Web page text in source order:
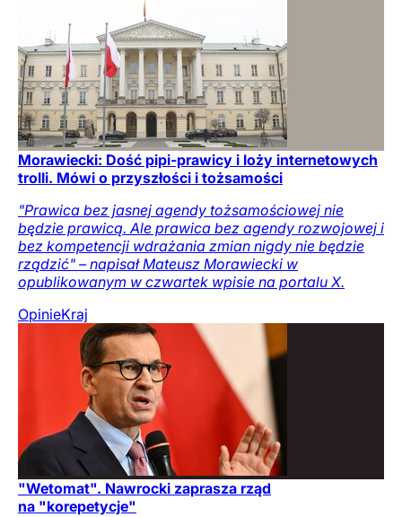
Morawiecki: Dość pipi-prawicy i loży internetowych
trolli. Mówi o przyszłości i tożsamości
"Prawica bez jasnej agendy tożsamościowej nie
będzie prawicą. Ale prawica bez agendy rozwojowej i
bez kompetencji wdrażania zmian nigdy nie będzie
rządzić" – napisał Mateusz Morawiecki w
opublikowanym w czwartek wpisie na portalu X.
OpinieKraj
"Wetomat". Nawrocki zaprasza rząd
na "korepetycje"